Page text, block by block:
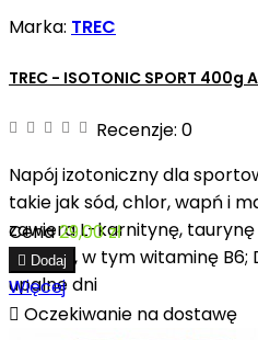
Marka: TREC
TREC - ISOTONIC SPORT 400g
Recenzje: 0
Napój izotoniczny dla
takie jak sód, chlor, wapń i
zawiera L-karnitynę,
grupy B, w tym witaminę B6;
upalne dni
Cena29,00 zł
 Dodaj
Więcej
 Oczekiwanie na dostawę